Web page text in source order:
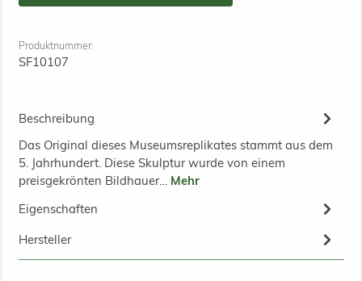
Produktnummer:
SF10107
Beschreibung
Das Original dieses Museumsreplikates stammt aus dem
5. Jahrhundert. Diese Skulptur wurde von einem
preisgekrönten Bildhauer… Mehr
Eigenschaften
Hersteller